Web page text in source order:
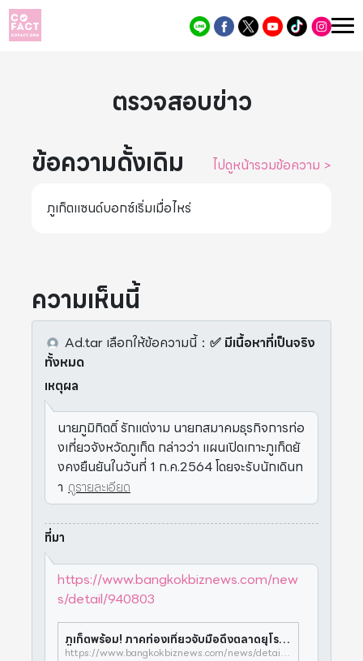
ตรวจสอบข่าว
ข้อความดั้งเดิม
ไปดูหน้ารวมข้อความ >
ภูเก็ตแซนด์บอกซ์เริ่มเมื่อไหร่
ความเห็นนี้
Ad.tar เลือกให้ข้อความนี้： ✅ มีเนื้อหาที่เป็นจริง
ทั้งหมด
เหตุผล
นายภูมิกิตติ์ รักแต่งาม นายกสมาคมธุรกิจการท่อ
งเที่ยวจังหวัดภูเก็ต กล่าวว่า แผนเปิดเกาะภูเก็ตยั
งคงยืนยันในวันที่ 1 ก.ค.2564 โดยจะรับนักเดินท
า ดูรายละเอียด
ที่มา
https://www.bangkokbiznews.com/new
s/detail/940803
ภูเก็ตพร้อม! ภาคท่องเที่ยวจับมือดึงตลาดยุโรป สู่ “ภูเก็ต แซนด์บ็อกซ์” รับทัวริสต์ต่างชาติ 1 ก.ค.นี้
https://www.bangkokbiznews.com/news/detail/940803